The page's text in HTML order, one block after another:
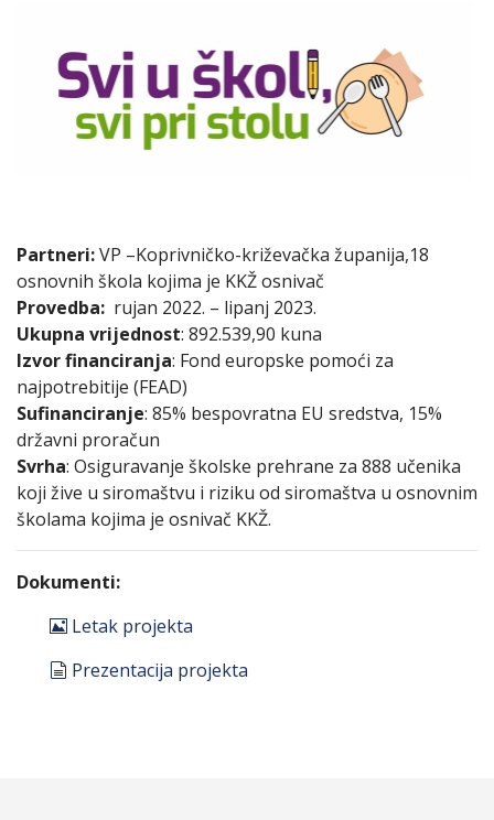
Partneri:VP –Koprivničko-križevačka županija,18
osnovnih škola kojima je KKŽ osnivač
Provedba: rujan 2022. – lipanj 2023.
Ukupna vrijednost: 892.539,90 kuna
Izvor financiranja: Fond europske pomoći za
najpotrebitije (FEAD)
Sufinanciranje: 85% bespovratna EU sredstva, 15%
državni proračun
Svrha: Osiguravanje školske prehrane za 888 učenika
koji žive u siromaštvu i riziku od siromaštva u osnovnim
školama kojima je osnivač KKŽ.
Dokumenti:
image
Letak projekta
document
Prezentacija projekta